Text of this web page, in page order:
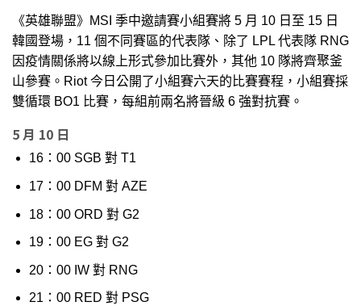
《英雄聯盟》MSI 季中邀請賽小組賽將 5 月 10 日至 15 日
韓國登場，11 個不同賽區的代表隊、除了 LPL 代表隊 RNG
因疫情關係將以線上形式參加比賽外，其他 10 隊將齊聚釜
山參賽。Riot 今日公開了小組賽六天的比賽賽程，小組賽採
雙循環 BO1 比賽，每組前兩名將晉級 6 強對抗賽。
5 月 10 日
16：00 SGB 對 T1
17：00 DFM 對 AZE
18：00 ORD 對 G2
19：00 EG 對 G2
20：00 IW 對 RNG
21：00 RED 對 PSG